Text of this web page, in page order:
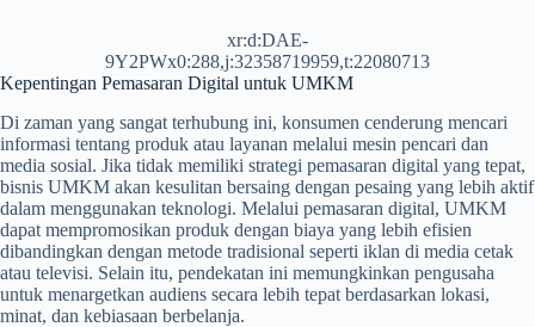
xr:d:DAE-
9Y2PWx0:288,j:32358719959,t:22080713
Kepentingan Pemasaran Digital untuk UMKM
Di zaman yang sangat terhubung ini, konsumen cenderung mencari
informasi tentang produk atau layanan melalui mesin pencari dan
media sosial. Jika tidak memiliki strategi pemasaran digital yang tepat,
bisnis UMKM akan kesulitan bersaing dengan pesaing yang lebih aktif
dalam menggunakan teknologi. Melalui pemasaran digital, UMKM
dapat mempromosikan produk dengan biaya yang lebih efisien
dibandingkan dengan metode tradisional seperti iklan di media cetak
atau televisi. Selain itu, pendekatan ini memungkinkan pengusaha
untuk menargetkan audiens secara lebih tepat berdasarkan lokasi,
minat, dan kebiasaan berbelanja.